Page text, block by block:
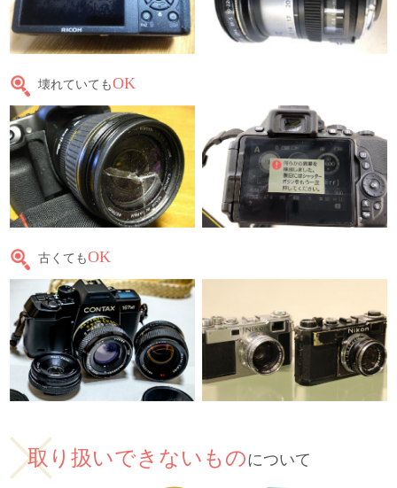
壊れていてもOK
古くてもOK
取り扱いできないものについて